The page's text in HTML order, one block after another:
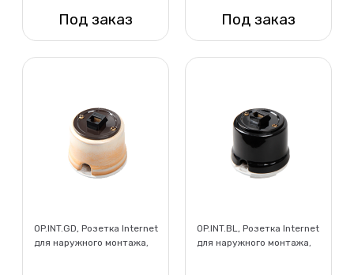
Под заказ
Нет в наличии
Под заказ
Нет в наличии
OP.INT.GD, Розетка Internet
для наружного монтажа,
OP.INT.BL, Розетка Internet
для наружного монтажа,